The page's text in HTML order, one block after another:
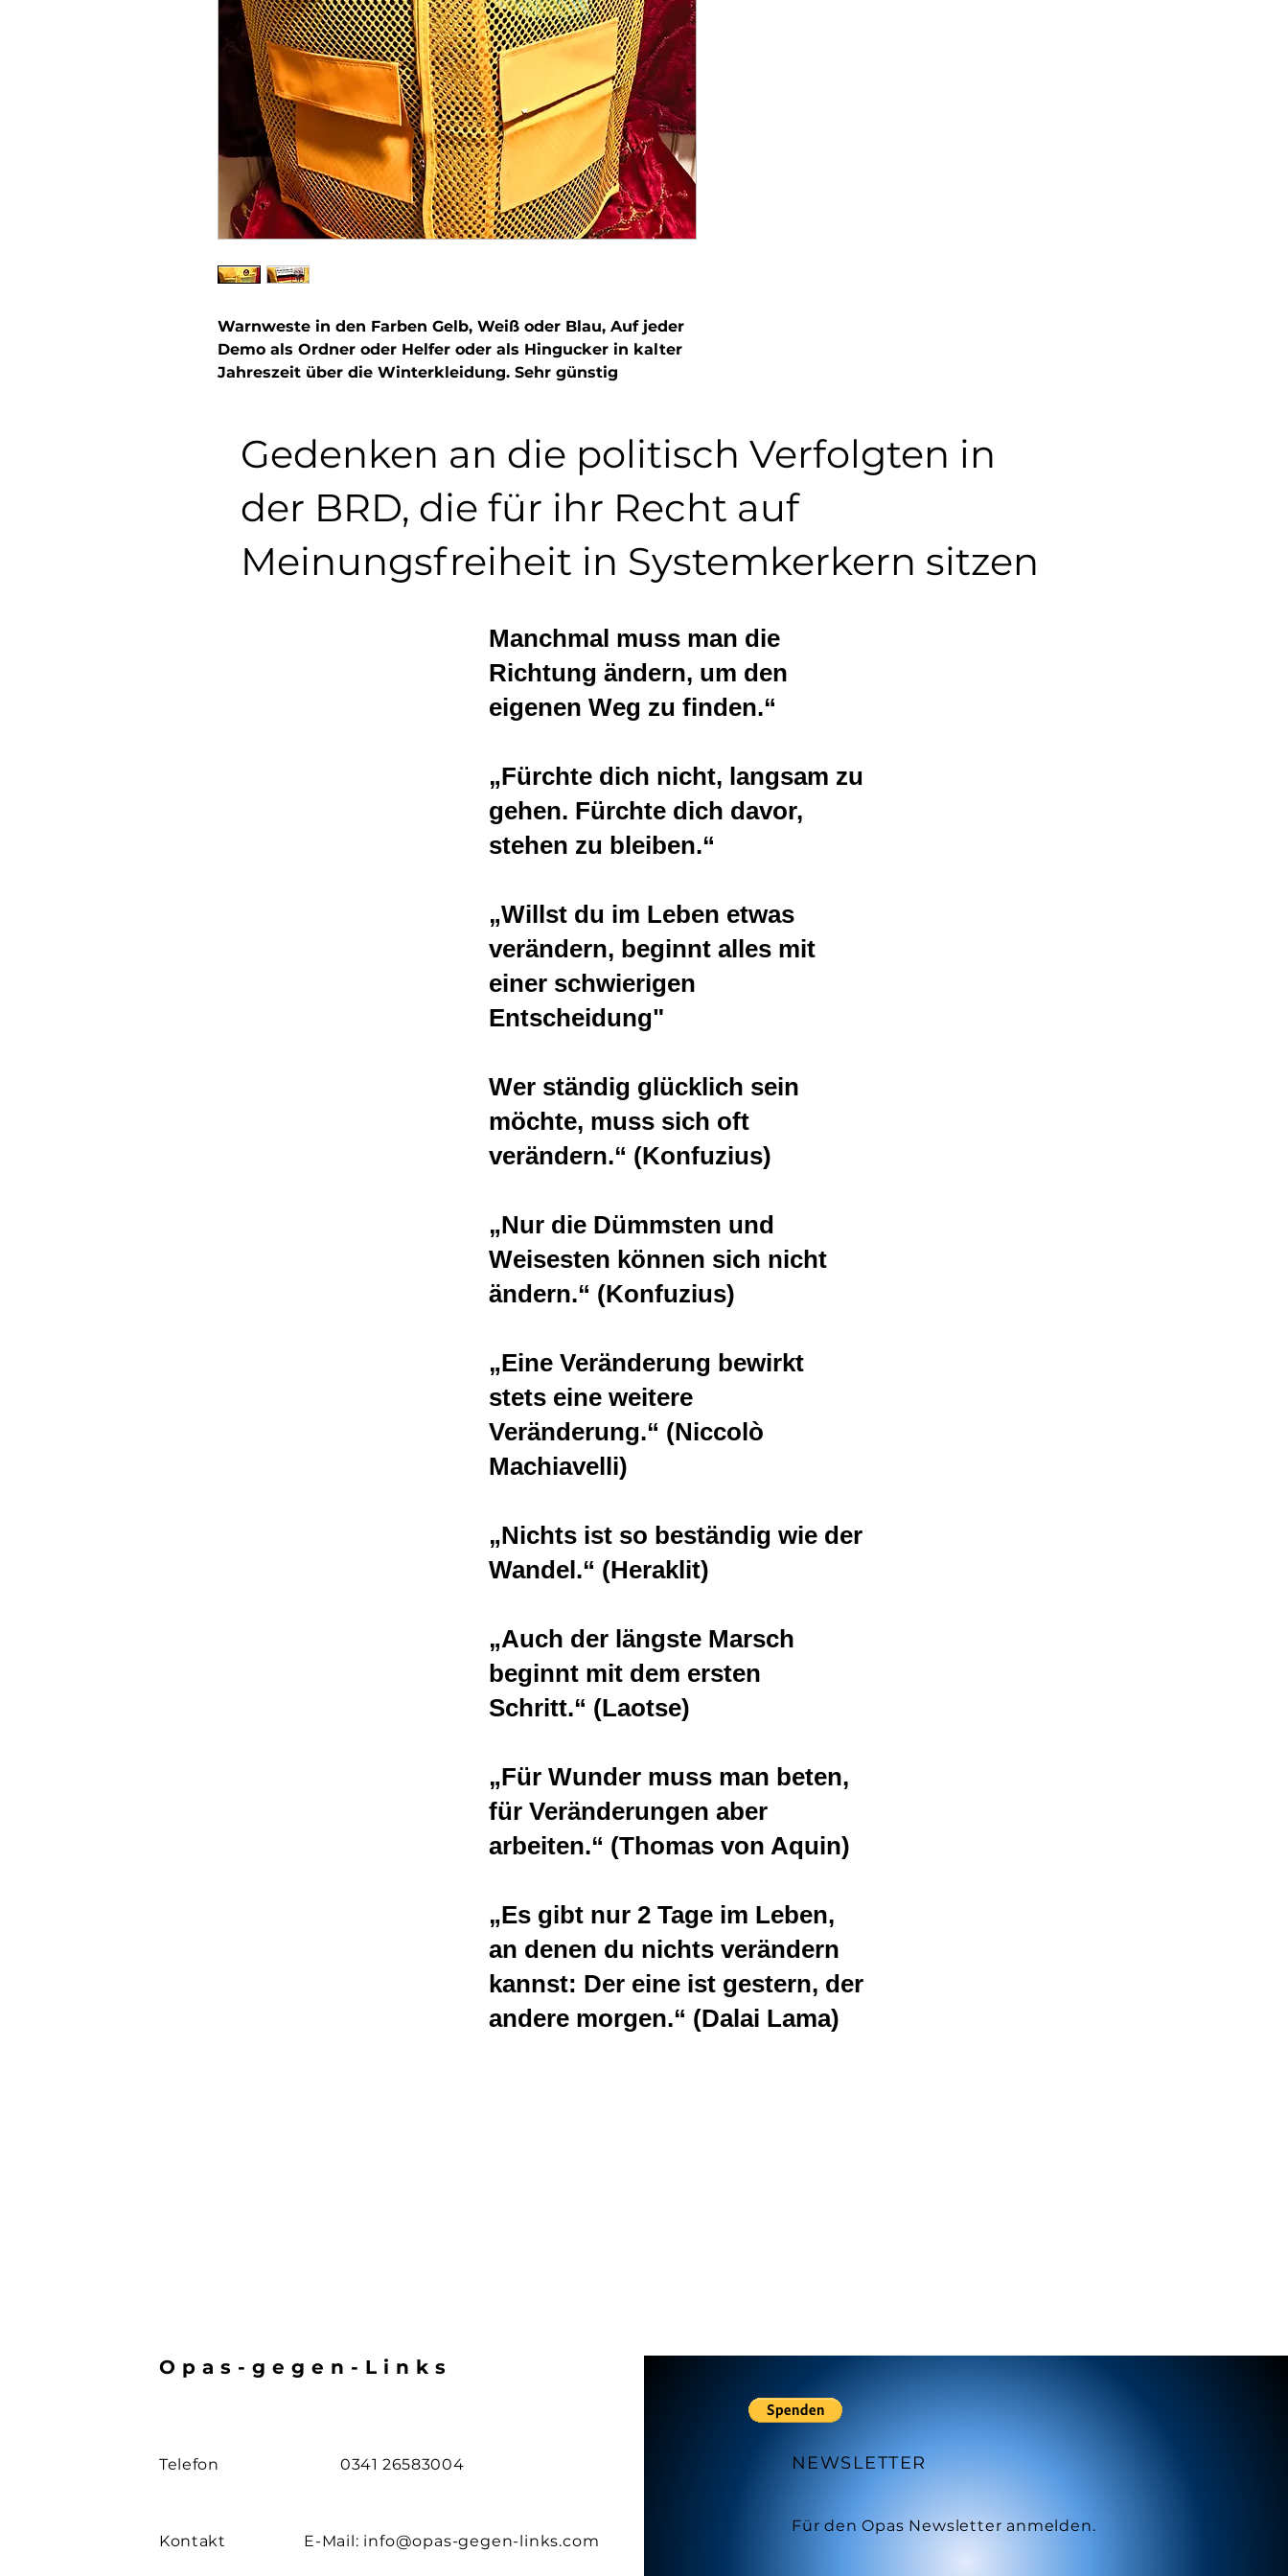
Warnweste in den Farben Gelb, Weiß oder Blau, Auf jeder
Demo als Ordner oder Helfer oder als Hingucker in kalter
Jahreszeit über die Winterkleidung. Sehr günstig
Gedenken an die politisch Verfolgten in
der BRD, die für ihr Recht auf
Meinungsfreiheit in Systemkerkern sitzen
Manchmal muss man die
Richtung ändern, um den
eigenen Weg zu finden.“
„Fürchte dich nicht, langsam zu
gehen. Fürchte dich davor,
stehen zu bleiben.“
„Willst du im Leben etwas
verändern, beginnt alles mit
einer schwierigen
Entscheidung"
Wer ständig glücklich sein
möchte, muss sich oft
verändern.“ (Konfuzius)
„Nur die Dümmsten und
Weisesten können sich nicht
ändern.“ (Konfuzius)
„Eine Veränderung bewirkt
stets eine weitere
Veränderung.“ (Niccolò
Machiavelli)
„Nichts ist so beständig wie der
Wandel.“ (Heraklit)
„Auch der längste Marsch
beginnt mit dem ersten
Schritt.“ (Laotse)
„Für Wunder muss man beten,
für Veränderungen aber
arbeiten.“ (Thomas von Aquin)
„Es gibt nur 2 Tage im Leben,
an denen du nichts verändern
kannst: Der eine ist gestern, der
andere morgen.“ (Dalai Lama)
Opas-gegen-Links
Telefon
Kontakt
0341 26583004
E-Mail: info@opas-gegen-links.com
NEWSLETTER
Für den Opas Newsletter anmelden.